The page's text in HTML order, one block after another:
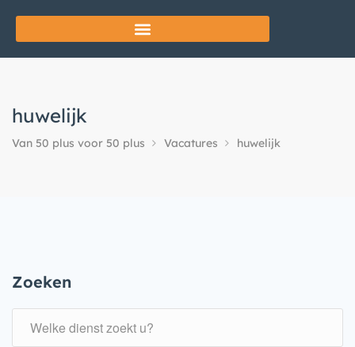
huwelijk
Van 50 plus voor 50 plus Vacatures huwelijk
Zoeken